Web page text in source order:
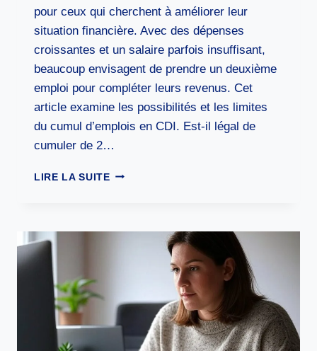
pour ceux qui cherchent à améliorer leur
situation financière. Avec des dépenses
croissantes et un salaire parfois insuffisant,
beaucoup envisagent de prendre un deuxième
emploi pour compléter leurs revenus. Cet
article examine les possibilités et les limites
du cumul d’emplois en CDI. Est-il légal de
cumuler de 2…
LIRE LA SUITEPEUT-
CDI